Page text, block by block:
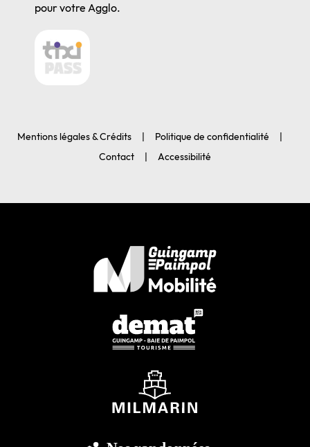
pour votre Agglo.
Mentions légales & Crédits
Politique de confidentialité
Contact
Accessibilité